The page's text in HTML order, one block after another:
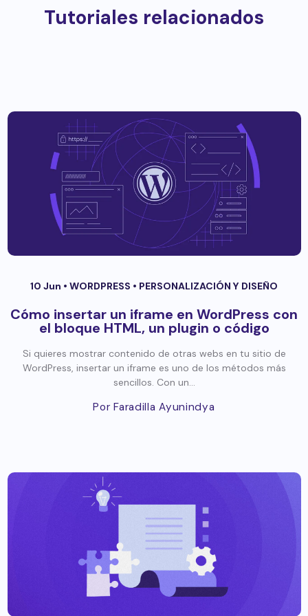
Tutoriales relacionados
10 Jun • WORDPRESS • PERSONALIZACIÓN Y DISEÑO
Cómo insertar un iframe en WordPress con
el bloque HTML, un plugin o código
Si quieres mostrar contenido de otras webs en tu sitio de
WordPress, insertar un iframe es uno de los métodos más
sencillos. Con un...
Por Faradilla Ayunindya